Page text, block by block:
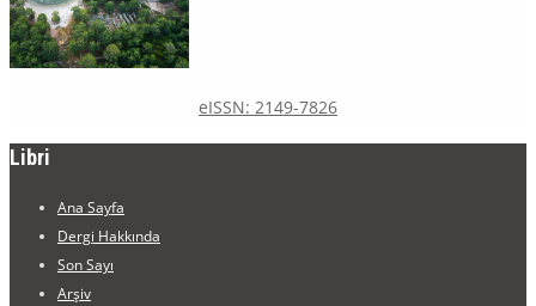
eISSN: 2149-7826
Libri
Ana Sayfa
Dergi Hakkında
Son Sayı
Arşiv